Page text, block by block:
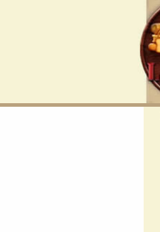
Panneau de gestion des cookies